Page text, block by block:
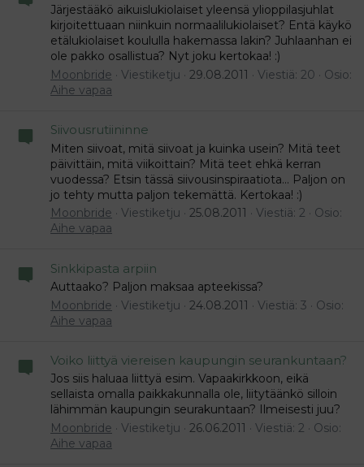
Järjestääkö aikuislukiolaiset yleensä ylioppilasjuhlat
kirjoitettuaan niinkuin normaalilukiolaiset? Entä käykö
etälukiolaiset koululla hakemassa lakin? Juhlaanhan ei
ole pakko osallistua? Nyt joku kertokaa! :)
Moonbride
Viestiketju 29.08.2011 Viestiä: 20
Osio:
Aihe vapaa
Siivousrutiininne
Miten siivoat, mitä siivoat ja kuinka usein? Mitä teet
päivittäin, mitä viikoittain? Mitä teet ehkä kerran
vuodessa? Etsin tässä siivousinspiraatiota... Paljon on
jo tehty mutta paljon tekemättä. Kertokaa! :)
Moonbride
Viestiketju 25.08.2011 Viestiä: 2
Osio:
Aihe vapaa
Sinkkipasta arpiin
Auttaako? Paljon maksaa apteekissa?
Moonbride
Viestiketju 24.08.2011 Viestiä: 3
Osio:
Aihe vapaa
Voiko liittyä viereisen kaupungin seurankuntaan?
Jos siis haluaa liittyä esim. Vapaakirkkoon, eikä
sellaista omalla paikkakunnalla ole, liitytäänkö silloin
lähimmän kaupungin seurakuntaan? Ilmeisesti juu?
Moonbride
Viestiketju 26.06.2011 Viestiä: 2
Osio:
Aihe vapaa